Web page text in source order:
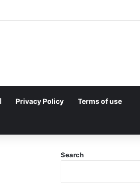
Privacy Policy Terms of use
Search